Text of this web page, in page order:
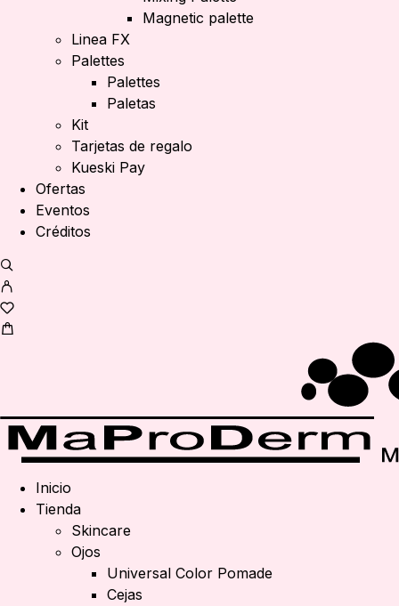
Magnetic palette
Linea FX
Palettes
Palettes
Paletas
Kit
Tarjetas de regalo
Kueski Pay
Ofertas
Eventos
Créditos
Inicio
Tienda
Skincare
Ojos
Universal Color Pomade
Cejas